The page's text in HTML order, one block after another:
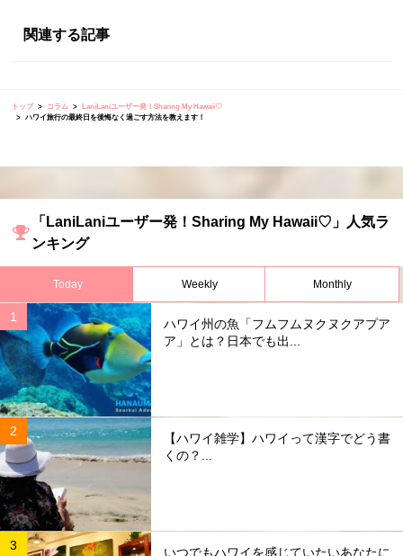
関連する記事
トップ コラム
LaniLaniユーザー発！Sharing My Hawaii♡
ハワイ旅行の最終日を後悔なく過ごす方法を教えます！
「LaniLaniユーザー発！Sharing My Hawaii♡」人気ラ
ンキング
Today Weekly Monthly
ハワイ州の魚「フムフムヌクヌクアプア
ア」とは？日本でも出...
【ハワイ雑学】ハワイって漢字でどう書
くの？...
いつでもハワイを感じていたいあなたに